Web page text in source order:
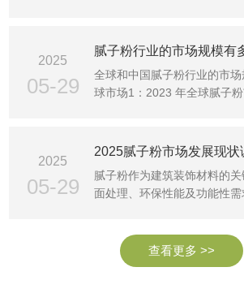
2025
05-29
腻子粉行业的市场规模有
全球和中国腻子粉行业的市
球市场1：2023 年全球腻子
2025
05-29
腻子粉作为建筑装饰材料的
面处理、环保性能及功能性需
查看更多 >>